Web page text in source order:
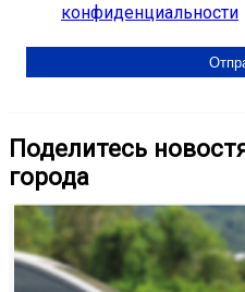
конфиденциальности
Поделитесь
города